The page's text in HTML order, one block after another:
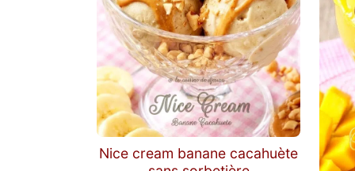
Nice cream banane cacahuète